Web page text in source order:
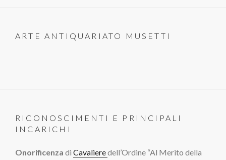
ARTE ANTIQUARIATO MUSETTI
RICONOSCIMENTI E PRINCIPALI
INCARICHI
Onorificenza di Cavalieredell’Ordine “Al Merito della